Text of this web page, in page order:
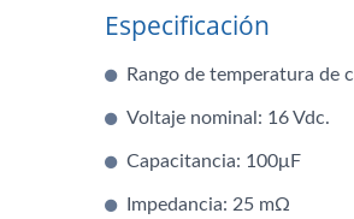
Especificación
Rango de temperatura de
Voltaje nominal: 16 Vdc.
Capacitancia: 100μF
Impedancia: 25 mΩ